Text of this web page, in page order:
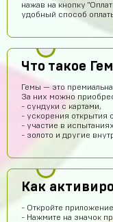
нажав на кнопку
удобный способ
Что такое
Гемы — это
За них можно
- сундуки с картами,
- ускорения открытия
- участие в
- золото и другие
Как
- Откройте
- Нажмите на значок
Топ
Саша Заятников
Топ
Геннадий Быков
Окей